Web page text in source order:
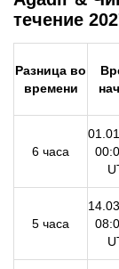
течение
Разница во
времени
6 часа
5 часа